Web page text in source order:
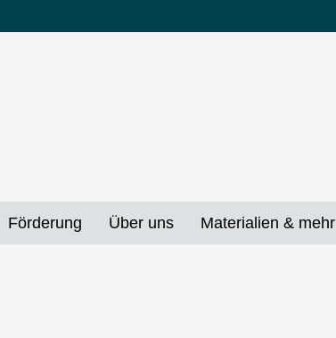
Förderung Über uns Materialien & mehr